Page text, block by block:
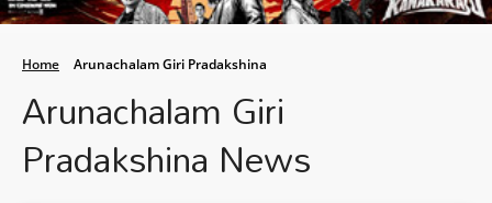
Home Arunachalam Giri Pradakshina
Arunachalam Giri
Pradakshina News